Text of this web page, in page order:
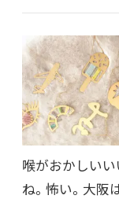
喉がおかしい
ね。怖い。大阪